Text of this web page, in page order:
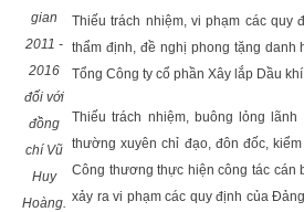
gian
2011 -
2016
đối với
đồng
chí Vũ
Huy
Hoàng.
Thiếu trách nhiệm, vi phạm các quy
thẩm định, đề nghị phong tặng danh
Tổng Công ty cổ phần Xây lắp Dầu
Thiếu trách nhiệm, buông lỏng
thường xuyên chỉ đạo, đôn đốc,
Công thương thực hiện công tác cán
xảy ra vi phạm các quy định của